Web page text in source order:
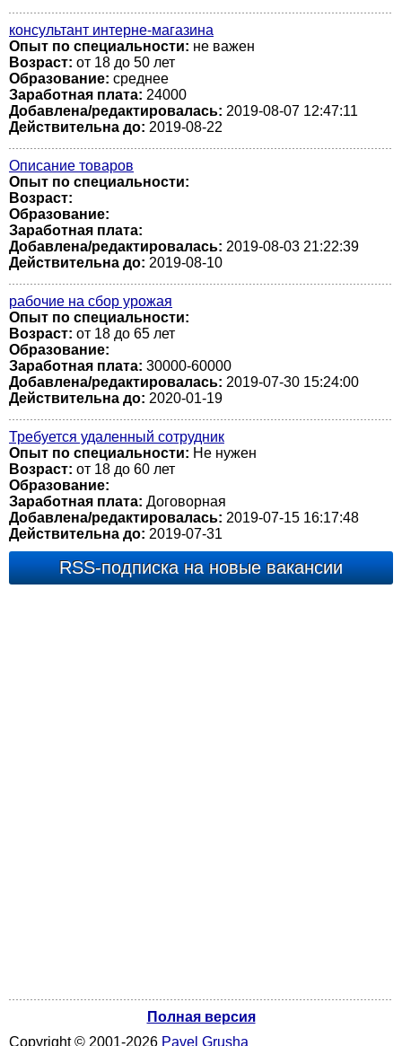
консультант интерне-магазина
Опыт по специальности: не важен
Возраст: от 18 до 50 лет
Образование: среднее
Заработная плата: 24000
Добавлена/редактировалась: 2019-08-07 12:47:11
Действительна до: 2019-08-22
Описание товаров
Опыт по специальности:
Возраст:
Образование:
Заработная плата:
Добавлена/редактировалась: 2019-08-03 21:22:39
Действительна до: 2019-08-10
рабочие на сбор урожая
Опыт по специальности:
Возраст: от 18 до 65 лет
Образование:
Заработная плата: 30000-60000
Добавлена/редактировалась: 2019-07-30 15:24:00
Действительна до: 2020-01-19
Требуется удаленный сотрудник
Опыт по специальности: Не нужен
Возраст: от 18 до 60 лет
Образование:
Заработная плата: Договорная
Добавлена/редактировалась: 2019-07-15 16:17:48
Действительна до: 2019-07-31
RSS-подписка на новые вакансии
Полная версия
Copyright © 2001-2026 Pavel Grusha